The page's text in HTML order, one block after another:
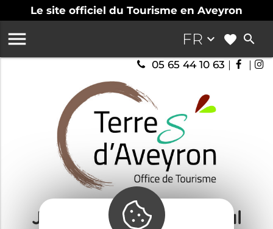
Le site officiel du Tourisme en Aveyron
FR keyboard_arrow_down search

05 65 44 10 63 | |
J'aime consommer local